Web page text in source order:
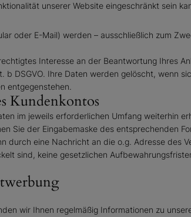
unserer Website eingeschränkt sein
oder E-Mail) werden – ausschließlich zum
Interesse an der Beantwortung Ihres
b DSGVO. Ihre Daten werden gelöscht,
entgegenstehen.
Kundenkontos
im jeweils erforderlichen Umfang weiterhin
Sie der Eingabemaske des entsprechenden
durch eine Nachricht an die o.g. Adresse
sind, keine gesetzlichen
wir Ihnen regelmäßig Informationen zu